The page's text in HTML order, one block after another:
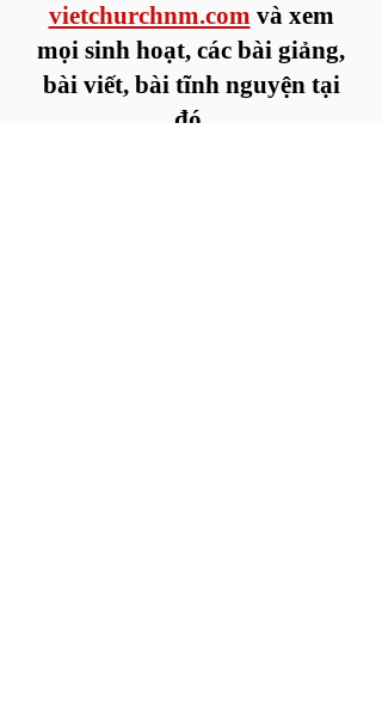
vietchurchnm.com và xem
mọi sinh hoạt, các bài giảng,
bài viết, bài tĩnh nguyện tại
đó.